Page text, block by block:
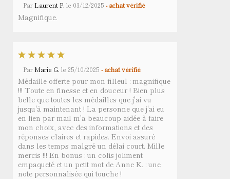
Par Laurent P. le 03/12/2025 - achat vérifié
Magnifique.
Par Marie G. le 25/10/2025 - achat vérifié
Médaille offerte pour mon filleul : magnifique
!!! Toute en finesse et en douceur ! Bien plus
belle que toutes les médailles que j'ai vu
jusqu'à maintenant ! La personne que j'ai eu
en lien par mail m'a beaucoup aidée à faire
mon choix, avec des informations et des
réponses claires et rapides. Envoi assuré
dans les temps malgré un délai court. Mille
mercis !!! En bonus : un colis joliment
empaqueté et un petit mot de Anne K. : une
note personnalisée qui touche !